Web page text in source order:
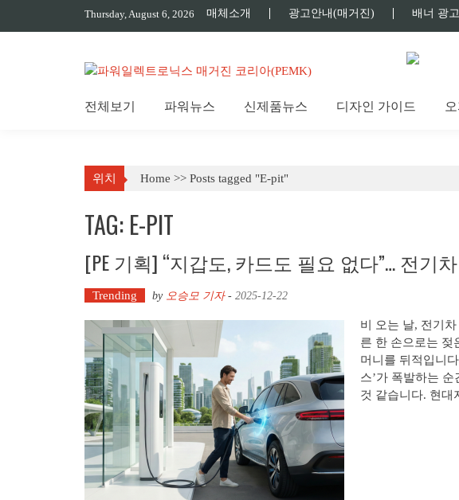
Thursday, August 6, 2026 매체소개 광고안내(매거진) 배너 광
전체보기 파워뉴스 신제품뉴스 디자인 가이드
위치 Home >> Posts tagged "E-pit"
TAG: E-PIT
[PE 기획] “지갑도, 카드도 필요 없다”… 전기차
Trending by 오승모 기자- 2025-12-22
비 오는 날, 전기
른 한 손으로는 젖
머니를 뒤적입니
스’가 폭발하는
것 같습니다. 현대